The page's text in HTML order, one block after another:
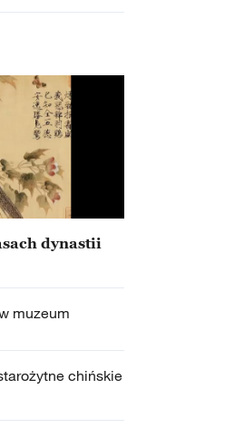
dynastii
muzeum
chińskie